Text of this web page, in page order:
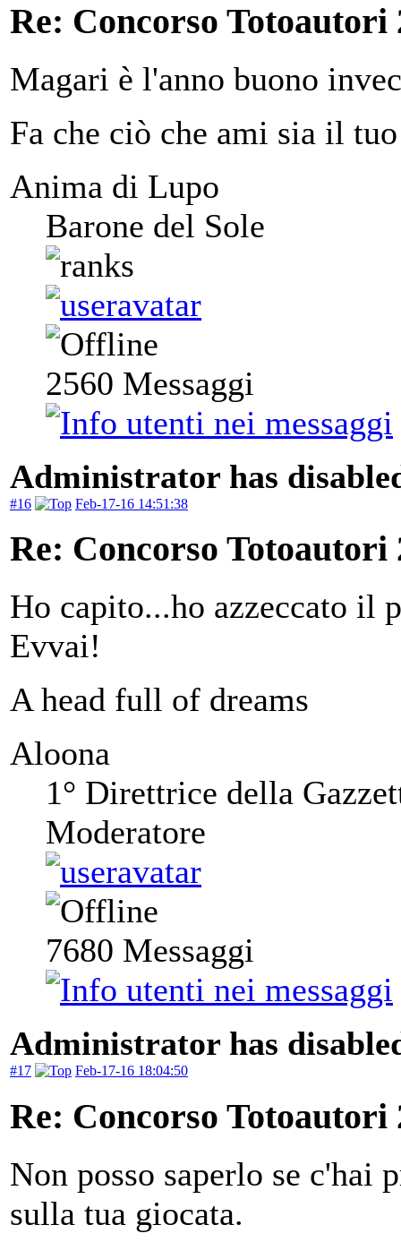
Re: Concorso Totoautori
Magari è l'anno buono
Fa che ciò che ami sia il
Anima di Lupo
Barone del Sole
2560 Messaggi
Administrator has
#16 Feb-17-16 14:51:38
Re: Concorso Totoautori
Ho capito...ho azzeccato il
Evvai!
A head full of dreams
Aloona
1° Direttrice della
Moderatore
7680 Messaggi
Administrator has
#17 Feb-17-16 18:04:50
Re: Concorso Totoautori
Non posso saperlo se c'hai
sulla tua giocata.